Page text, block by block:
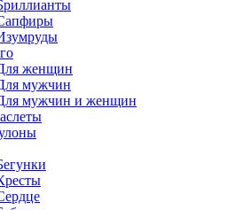
женщин
мужчин
мужчин и женщин